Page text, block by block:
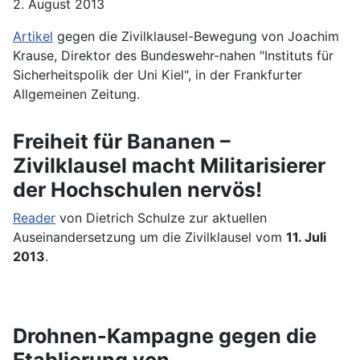
2. August 2013
Artikel gegen die Zivilklausel-Bewegung von Joachim
Krause, Direktor des Bundeswehr-nahen "Instituts für
Sicherheitspolik der Uni Kiel", in der Frankfurter
Allgemeinen Zeitung.
Freiheit für Bananen –
Zivilklausel macht Militarisierer
der Hochschulen nervös!
Reader von Dietrich Schulze zur aktuellen
Auseinandersetzung um die Zivilklausel vom 11. Juli
2013.
Drohnen-Kampagne gegen die